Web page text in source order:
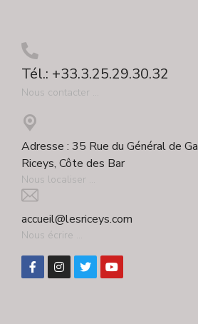
Tél.: +33.3.25.29.30.32
Nous contacter ...
Adresse : 35 Rue du Général de
Riceys, Côte des Bar
Nous localiser ...
accueil@lesriceys.com
Nous écrire ...